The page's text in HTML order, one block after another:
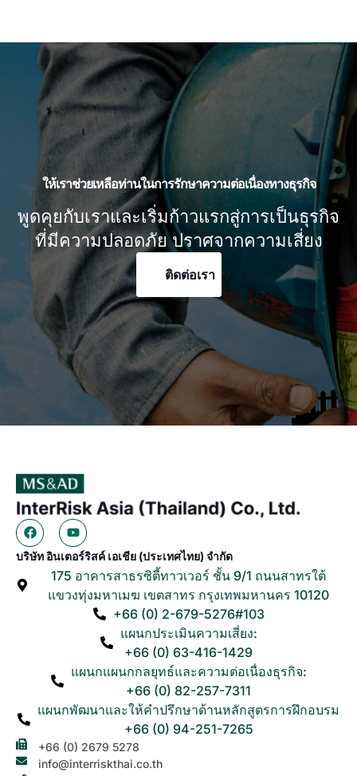
ให้เราช่วยเหลือท่านในการรักษาความต่อเนื่องทางธุรกิจ
พูดคุยกับเราและเริ่มก้าวแรกสู่การเป็นธุรกิจ
ที่มีความปลอดภัย ปราศจากความเสี่ยง
ติดต่อเรา
บริษัท อินเตอร์ริสค์ เอเชีย (ประเทศไทย) จำกัด
175 อาคารสาธรซิตี้ทาวเวอร์ ชั้น 9/1 ถนนสาทรใต้
แขวงทุ่งมหาเมฆ เขตสาทร กรุงเทพมหานคร 10120
+66 (0) 2-679-5276#103
แผนกประเมินความเสี่ยง:
+66 (0) 63-416-1429
แผนกแผนกกลยุทธ์และความต่อเนื่องธุรกิจ:
+66 (0) 82-257-7311
แผนกพัฒนาและให้คำปรึกษาด้านหลักสูตรการฝึกอบรม
+66 (0) 94-251-7265
+66 (0) 2679 5278
info@interriskthai.co.th